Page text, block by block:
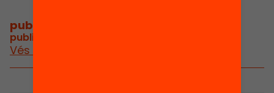
publicacions i vídeos
publicacions i vídeos relacionats
Vés a publicacions i vídeos